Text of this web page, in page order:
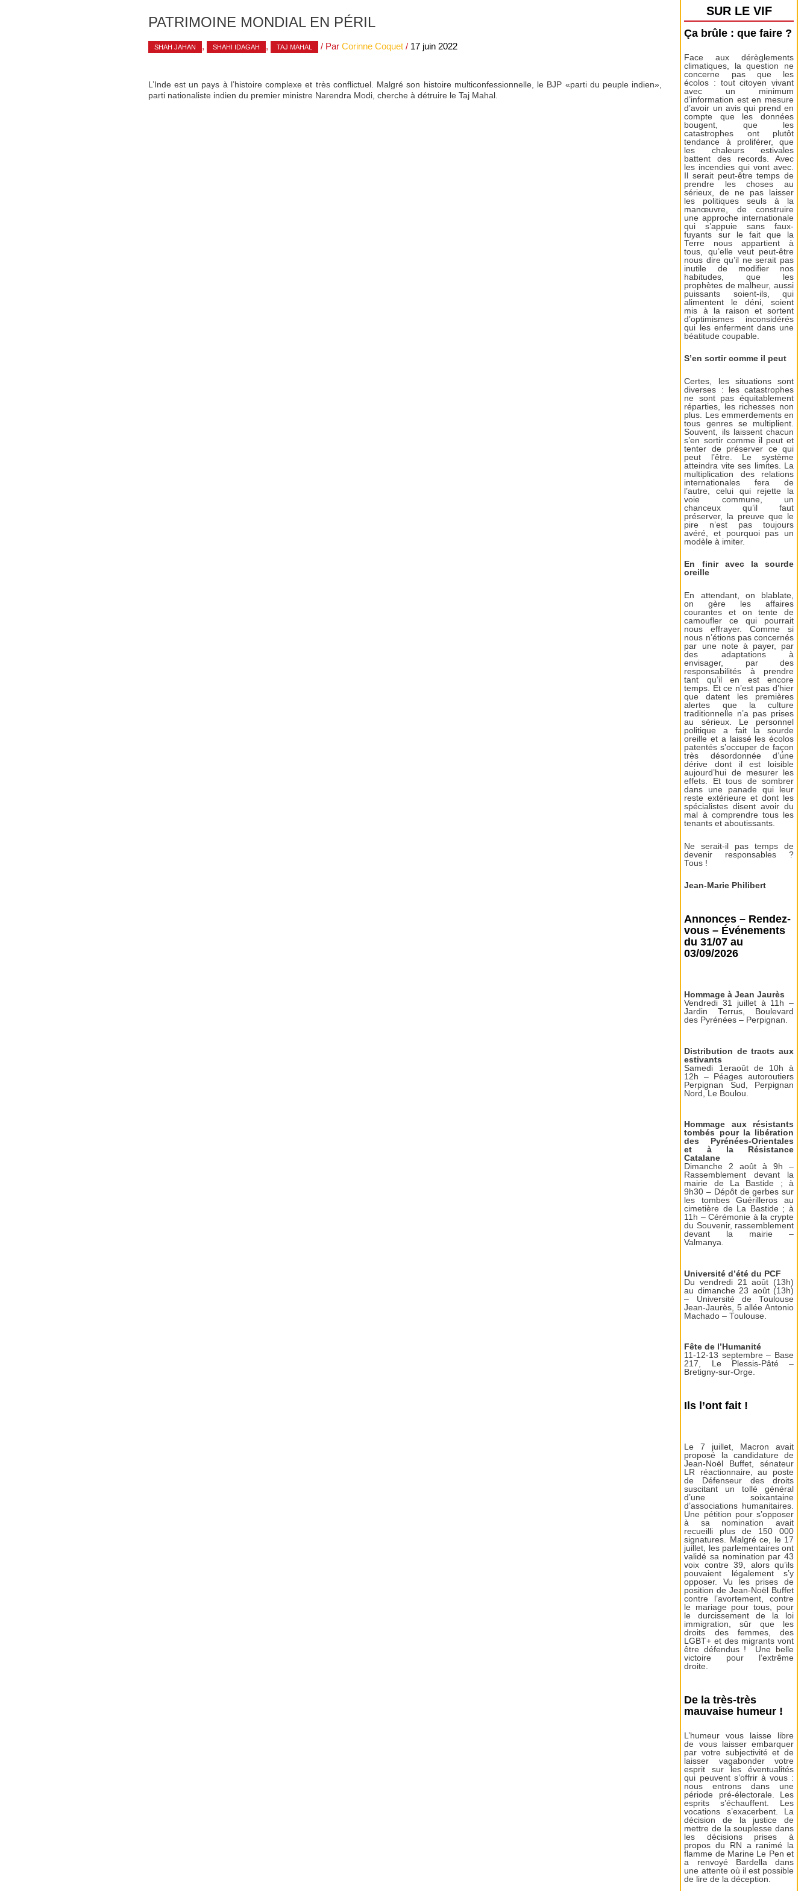
PATRIMOINE MONDIAL EN PÉRIL
SHAH JAHAN , SHAHI IDAGAH , TAJ MAHAL / Par Corinne Coquet / 17 juin 2022
L’Inde est un pays à l’histoire complexe et très conflictuel. Malgré son histoire multiconfessionnelle, le BJP «parti du peuple indien»,
parti nationaliste indien du premier ministre Narendra Modi, cherche à détruire le Taj Mahal.
SUR LE VIF
Ça brûle : que faire ?
Face aux dérèglements
climatiques, la question ne
concerne pas que les
écolos : tout citoyen vivant
avec un minimum
d’information est en mesure
d’avoir un avis qui prend en
compte que les données
bougent, que les
catastrophes ont plutôt
tendance à proliférer, que
les chaleurs estivales
battent des records. Avec
les incendies qui vont avec.
Il serait peut-être temps de
prendre les choses au
sérieux, de ne pas laisser
les politiques seuls à la
manœuvre, de construire
une approche internationale
qui s’appuie sans faux-
fuyants sur le fait que la
Terre nous appartient à
tous, qu’elle veut peut-être
nous dire qu’il ne serait pas
inutile de modifier nos
habitudes, que les
prophètes de malheur, aussi
puissants soient-ils, qui
alimentent le déni, soient
mis à la raison et sortent
d’optimismes inconsidérés
qui les enferment dans une
béatitude coupable.
S’en sortir comme il peut
Certes, les situations sont
diverses : les catastrophes
ne sont pas équitablement
réparties, les richesses non
plus. Les emmerdements en
tous genres se multiplient.
Souvent, ils laissent chacun
s’en sortir comme il peut et
tenter de préserver ce qui
peut l’être. Le système
atteindra vite ses limites. La
multiplication des relations
internationales fera de
l’autre, celui qui rejette la
voie commune, un
chanceux qu’il faut
préserver, la preuve que le
pire n’est pas toujours
avéré, et pourquoi pas un
modèle à imiter.
En finir avec la sourde
oreille
En attendant, on blablate,
on gère les affaires
courantes et on tente de
camoufler ce qui pourrait
nous effrayer. Comme si
nous n’étions pas concernés
par une note à payer, par
des adaptations à
envisager, par des
responsabilités à prendre
tant qu’il en est encore
temps. Et ce n’est pas d’hier
que datent les premières
alertes que la culture
traditionnelle n’a pas prises
au sérieux. Le personnel
politique a fait la sourde
oreille et a laissé les écolos
patentés s’occuper de façon
très désordonnée d’une
dérive dont il est loisible
aujourd’hui de mesurer les
effets. Et tous de sombrer
dans une panade qui leur
reste extérieure et dont les
spécialistes disent avoir du
mal à comprendre tous les
tenants et aboutissants.
Ne serait-il pas temps de
devenir responsables ?
Tous !
Jean-Marie Philibert
Annonces – Rendez-
vous – Événements
du 31/07 au
03/09/2026
Hommage à Jean Jaurès
Vendredi 31 juillet à 11h –
Jardin Terrus, Boulevard
des Pyrénées – Perpignan.
Distribution de tracts aux
estivants
Samedi 1eraoût de 10h à
12h – Péages autoroutiers
Perpignan Sud, Perpignan
Nord, Le Boulou.
Hommage aux résistants
tombés pour la libération
des Pyrénées-Orientales
et à la Résistance
Catalane
Dimanche 2 août à 9h –
Rassemblement devant la
mairie de La Bastide ; à
9h30 – Dépôt de gerbes sur
les tombes Guérilleros au
cimetière de La Bastide ; à
11h – Cérémonie à la crypte
du Souvenir, rassemblement
devant la mairie –
Valmanya.
Université d’été du PCF
Du vendredi 21 août (13h)
au dimanche 23 août (13h)
– Université de Toulouse
Jean-Jaurès, 5 allée Antonio
Machado – Toulouse.
Fête de l’Humanité
11-12-13 septembre – Base
217, Le Plessis-Pâté –
Bretigny-sur-Orge.
Ils l’ont fait !
Le 7 juillet, Macron avait
proposé la candidature de
Jean-Noël Buffet, sénateur
LR réactionnaire, au poste
de Défenseur des droits
suscitant un tollé général
d’une soixantaine
d’associations humanitaires.
Une pétition pour s’opposer
à sa nomination avait
recueilli plus de 150 000
signatures. Malgré ce, le 17
juillet, les parlementaires ont
validé sa nomination par 43
voix contre 39, alors qu’ils
pouvaient légalement s’y
opposer. Vu les prises de
position de Jean-Noël Buffet
contre l’avortement, contre
le mariage pour tous, pour
le durcissement de la loi
immigration, sûr que les
droits des femmes, des
LGBT+ et des migrants vont
être défendus ! Une belle
victoire pour l’extrême
droite.
De la très-très
mauvaise humeur !
L’humeur vous laisse libre
de vous laisser embarquer
par votre subjectivité et de
laisser vagabonder votre
esprit sur les éventualités
qui peuvent s’offrir à vous :
nous entrons dans une
période pré-électorale. Les
esprits s’échauffent. Les
vocations s’exacerbent. La
décision de la justice de
mettre de la souplesse dans
les décisions prises à
propos du RN a ranimé la
flamme de Marine Le Pen et
a renvoyé Bardella dans
une attente où il est possible
de lire de la déception.